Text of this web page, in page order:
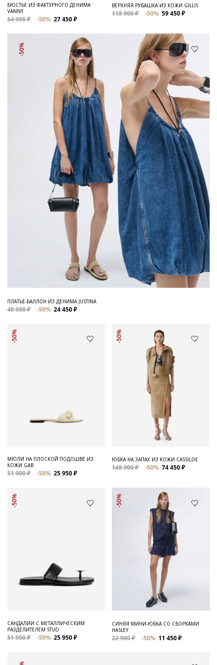
БЮСТЬЕ ИЗ ФАКТУРНОГО ДЕНИМА
VANNY
54 900 ₽ -50% 27 450 ₽
ВЕРХНЯЯ РУБАШКА ИЗ КОЖИ GILLIS
118 900 ₽ -50% 59 450 ₽
-50%
ПЛАТЬЕ-БАЛЛОН ИЗ ДЕНИМА JUSTINA
48 900 ₽ -50% 24 450 ₽
-50%
МЮЛИ НА ПЛОСКОЙ ПОДОШВЕ ИЗ
КОЖИ GAB
51 900 ₽ -50% 25 950 ₽
-50%
ЮБКА НА ЗАПАХ ИЗ КОЖИ CASSILDE
148 900 ₽ -50% 74 450 ₽
-50%
САНДАЛИИ С МЕТАЛЛИЧЕСКИМ
РАЗДЕЛИТЕЛЕМ STUD
51 900 ₽ -50% 25 950 ₽
-50%
СИНЯЯ МИНИ-ЮБКА СО СБОРКАМИ
HASLEY
22 900 ₽ -50% 11 450 ₽